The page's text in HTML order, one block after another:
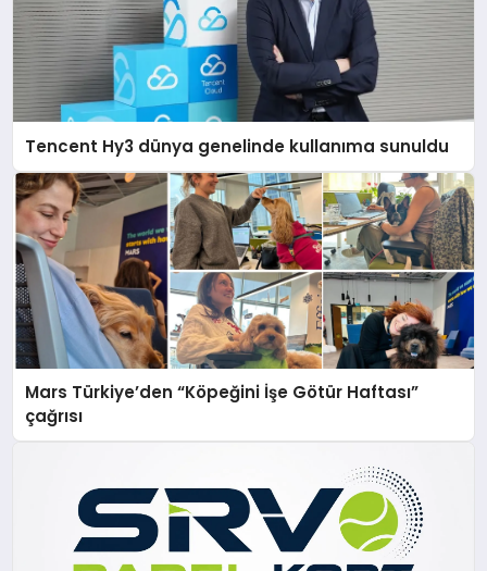
Tencent Hy3 dünya genelinde kullanıma sunuldu
Mars Türkiye’den “Köpeğini İşe Götür Haftası”
çağrısı